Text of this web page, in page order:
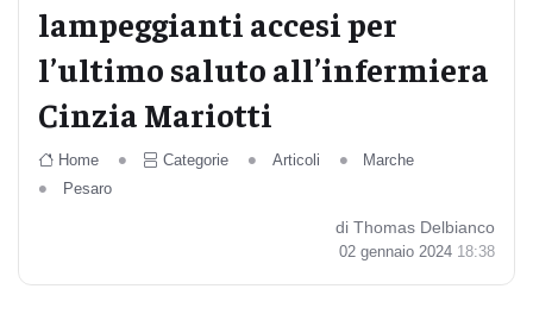
lampeggianti accesi per
l’ultimo saluto all’infermiera
Cinzia Mariotti
Home Categorie Articoli
Marche
Pesaro
di Thomas Delbianco
02 gennaio 2024 18:38